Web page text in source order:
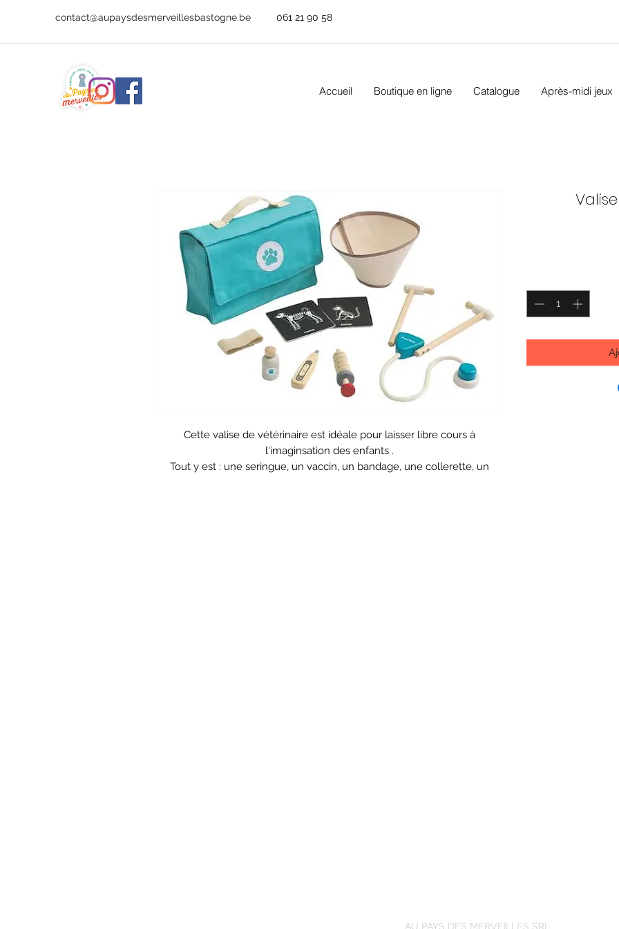
contact@aupaysdesmerveillesbastogne.be 061 21 90 58
Accueil Boutique en ligne Catalogue Après-midi jeux
Cette valise de vétérinaire est idéale pour laisser libre cours à
l'imaginsation des enfants .
Tout y est : une seringue, un vaccin, un bandage, une collerette, un
AU PAYS DES MERVEILLES SRL